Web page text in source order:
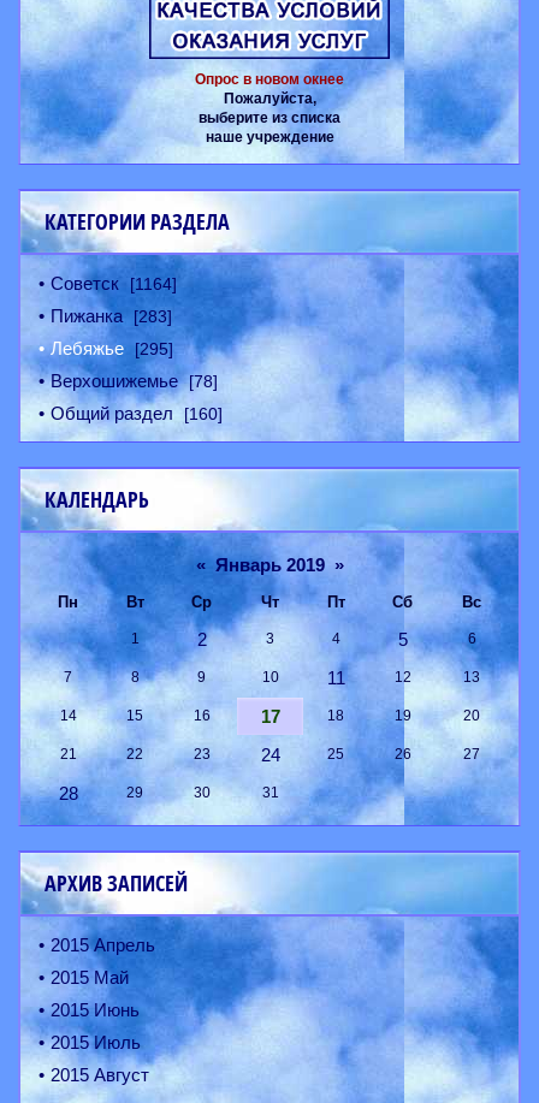
Опрос в новом окнее
Пожалуйста,
выберите из списка
наше учреждение
КАТЕГОРИИ РАЗДЕЛА
Советск [1164]
Пижанка [283]
Лебяжье [295]
Верхошижемье [78]
Общий раздел [160]
КАЛЕНДАРЬ
« Январь 2019 »
Пн Вт Ср Чт Пт Сб Вс
1 2 3 4 5 6
7 8 9 10 11 12 13
14 15 16 17 18 19 20
21 22 23 24 25 26 27
28 29 30 31
АРХИВ ЗАПИСЕЙ
2015 Апрель
2015 Май
2015 Июнь
2015 Июль
2015 Август